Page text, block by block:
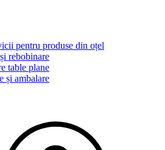
pentru produse din oțel
rebobinare
table plane
și ambalare